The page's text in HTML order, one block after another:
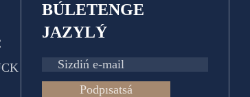
BÚLETENGE
JAZYLÝ
Podpısatsá